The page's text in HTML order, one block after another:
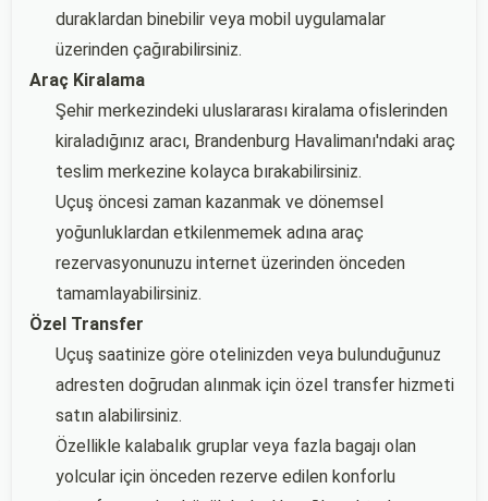
duraklardan binebilir veya mobil uygulamalar
üzerinden çağırabilirsiniz.
Araç Kiralama
Şehir merkezindeki uluslararası kiralama ofislerinden
kiraladığınız aracı, Brandenburg Havalimanı'ndaki araç
teslim merkezine kolayca bırakabilirsiniz.
Uçuş öncesi zaman kazanmak ve dönemsel
yoğunluklardan etkilenmemek adına araç
rezervasyonunuzu internet üzerinden önceden
tamamlayabilirsiniz.
Özel Transfer
Uçuş saatinize göre otelinizden veya bulunduğunuz
adresten doğrudan alınmak için özel transfer hizmeti
satın alabilirsiniz.
Özellikle kalabalık gruplar veya fazla bagajı olan
yolcular için önceden rezerve edilen konforlu